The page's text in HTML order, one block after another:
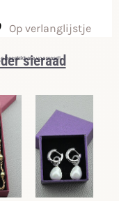
Op verlanglijstje
sieraad
beschikbare voorraad!